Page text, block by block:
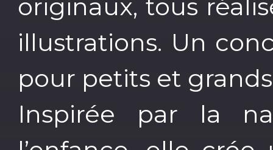
originaux, tous
illustrations. Un
pour petits et
Inspirée par la